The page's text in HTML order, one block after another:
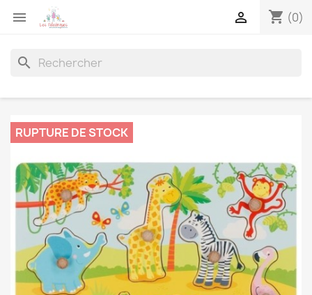
 shopping_cart (0)

search
RUPTURE DE STOCK